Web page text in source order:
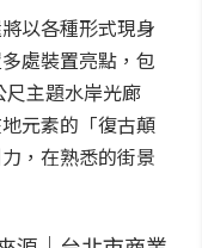
以各種形式現身
處裝置亮點，包
主題水岸光廊
元素的「復古顛
，在熟悉的街景